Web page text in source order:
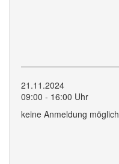
21.11.2024
09:00 - 16:00 Uhr
keine Anmeldung möglich